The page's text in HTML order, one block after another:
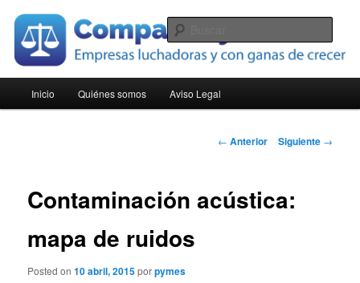
contenido
principalCompara Pymes
principal
Inicio Quiénes somos Aviso Legal
Navegación
← Anterior Siguiente →
Contaminación acústica:
mapa de ruidos
Posted on10 abril, 2015porpymes